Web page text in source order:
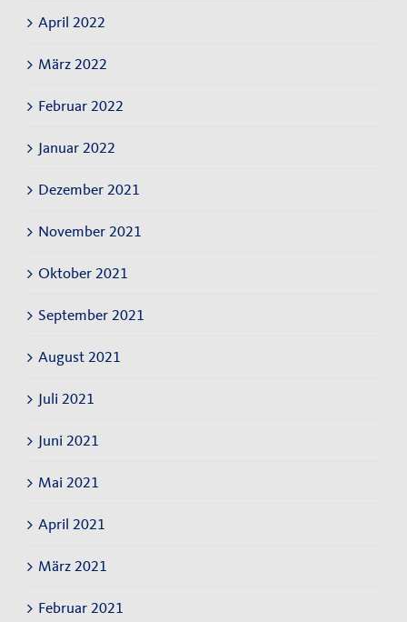
April 2022
März 2022
Februar 2022
Januar 2022
Dezember 2021
November 2021
Oktober 2021
September 2021
August 2021
Juli 2021
Juni 2021
Mai 2021
April 2021
März 2021
Februar 2021